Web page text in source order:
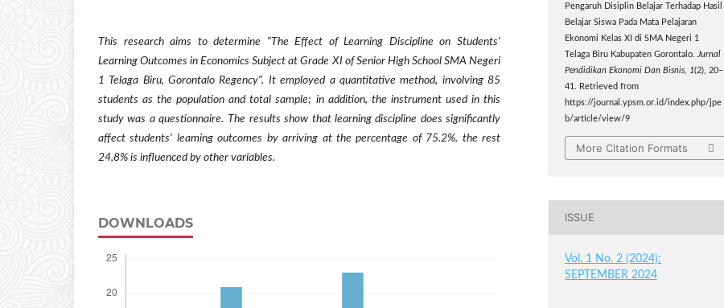
This research aims to determine "The Effect of Learning Discipline on Students'
Learning Outcomes in Economics Subject at Grade XI of Senior High School SMA Negeri
1 Telaga Biru, Gorontalo Regency". It employed a quantitative method, involving 85
students as the population and total sample; in addition, the instrument used in this
study was a questionnaire. The results show that learning discipline does significantly
affect students' leaming outcomes by arriving at the percentage of 75.2%. the rest
24,8% is influenced by other variables.
DOWNLOADS
Pengaruh Disiplin Belajar Terhadap Hasil
Belajar Siswa Pada Mata Pelajaran
Ekonomi Kelas XI di SMA Negeri 1
Telaga Biru Kabupaten Gorontalo.Jurnal
Pendidikan Ekonomi Dan Bisnis, 1(2), 20–
41. Retrieved from
https://journal.ypsm.or.id/index.php/jpe
b/article/view/9
More Citation Formats
ISSUE
Vol. 1 No. 2 (2024):
SEPTEMBER 2024